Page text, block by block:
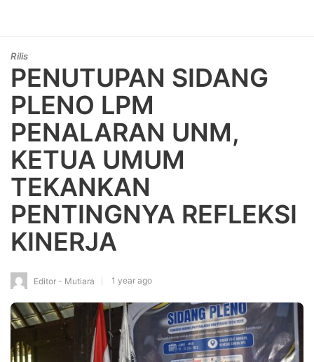
Rilis
PENUTUPAN SIDANG
PLENO LPM
PENALARAN UNM,
KETUA UMUM
TEKANKAN
PENTINGNYA REFLEKSI
KINERJA
Editor - Mutiara 1 year ago